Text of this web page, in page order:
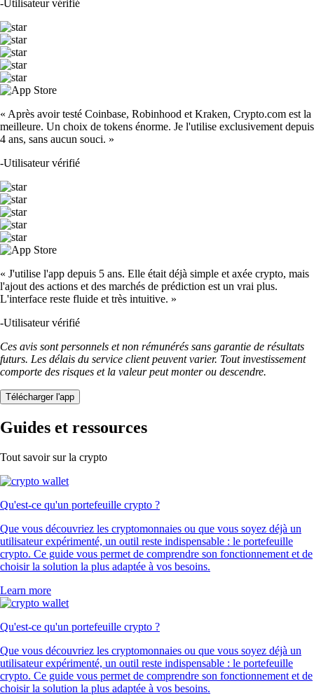
-Utilisateur vérifié
« Après avoir testé Coinbase, Robinhood et Kraken, Crypto.com est la
meilleure. Un choix de tokens énorme. Je l'utilise exclusivement depuis
4 ans, sans aucun souci. »
-Utilisateur vérifié
« J'utilise l'app depuis 5 ans. Elle était déjà simple et axée crypto, mais
l'ajout des actions et des marchés de prédiction est un vrai plus.
L'interface reste fluide et très intuitive. »
-Utilisateur vérifié
Ces avis sont personnels et non rémunérés sans garantie de résultats
futurs. Les délais du service client peuvent varier. Tout investissement
comporte des risques et la valeur peut monter ou descendre.
Télécharger l'app
Guides et ressources
Tout savoir sur la crypto
Qu'est-ce qu'un portefeuille crypto ?
Que vous découvriez les cryptomonnaies ou que vous soyez déjà un
utilisateur expérimenté, un outil reste indispensable : le portefeuille
crypto. Ce guide vous permet de comprendre son fonctionnement et de
choisir la solution la plus adaptée à vos besoins.
Learn more
Qu'est-ce qu'un portefeuille crypto ?
Que vous découvriez les cryptomonnaies ou que vous soyez déjà un
utilisateur expérimenté, un outil reste indispensable : le portefeuille
crypto. Ce guide vous permet de comprendre son fonctionnement et de
choisir la solution la plus adaptée à vos besoins.